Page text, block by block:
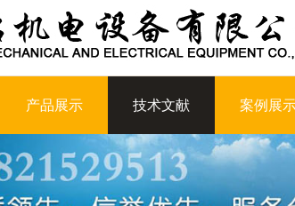
产品展示 技术文献 案例展